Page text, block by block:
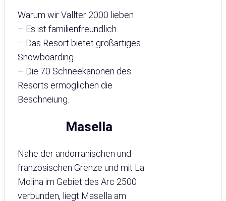
Warum wir Vallter 2000 lieben
– Es ist familienfreundlich.
– Das Resort bietet großartiges
Snowboarding.
– Die 70 Schneekanonen des
Resorts ermöglichen die
Beschneiung.
Masella
Nahe der andorranischen und
französischen Grenze und mit La
Molina im Gebiet des Arc 2500
verbunden, liegt Masella am